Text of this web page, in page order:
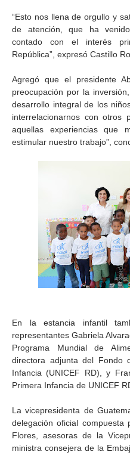
“Esto nos llena de orgullo y
de atención, que ha
contado con el interés
República”, expresó Castillo
Agregó que el presidente
preocupación por la
desarrollo integral de los
interrelacionarnos con
aquellas experiencias que
estimular nuestro trabajo”,
En la estancia infantil
representantes Gabriela
Programa Mundial de
directora adjunta del Fondo
Infancia (UNICEF RD), y
Primera Infancia de UNICEF
La vicepresidenta de
delegación oficial compuesta
Flores, asesoras de la
ministra consejera de la